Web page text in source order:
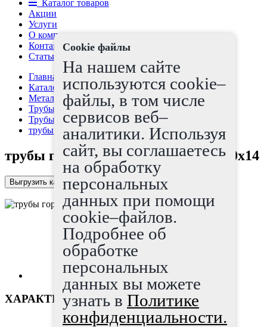
Каталог товаров
Акции
Услуги
О компании
Контакты
Статьи
Главная страница
Каталог
Металлопрокат
Трубы
Трубы г/д
трубы горячедеформированные 140x14
трубы горячедеформированные 140x14
Выгрузить каталог в Excel
ХАРАКТЕРИСТИКИ
Cookie файлы
На нашем сайте
используются cookie–
файлы, в том числе
сервисов веб–
аналитики. Используя
сайт, вы соглашаетесь
на обработку
персональных
данных при помощи
cookie–файлов.
Подробнее об
обработке
персональных
данных вы можете
узнать в Политике
конфиденциальности.